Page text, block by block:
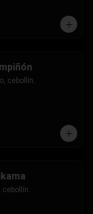
cebollín.
cebollín.